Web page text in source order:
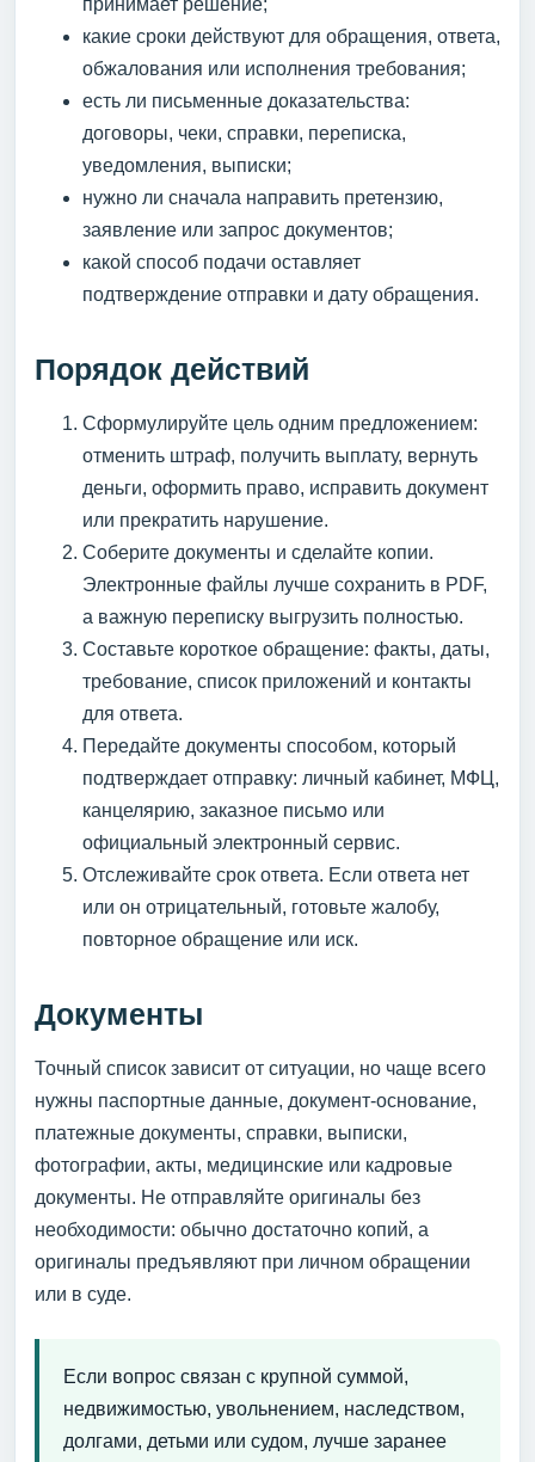
принимает решение;
какие сроки действуют для обращения, ответа,
обжалования или исполнения требования;
есть ли письменные доказательства:
договоры, чеки, справки, переписка,
уведомления, выписки;
нужно ли сначала направить претензию,
заявление или запрос документов;
какой способ подачи оставляет
подтверждение отправки и дату обращения.
Порядок действий
Сформулируйте цель одним предложением:
отменить штраф, получить выплату, вернуть
деньги, оформить право, исправить документ
или прекратить нарушение.
Соберите документы и сделайте копии.
Электронные файлы лучше сохранить в PDF,
а важную переписку выгрузить полностью.
Составьте короткое обращение: факты, даты,
требование, список приложений и контакты
для ответа.
Передайте документы способом, который
подтверждает отправку: личный кабинет, МФЦ,
канцелярию, заказное письмо или
официальный электронный сервис.
Отслеживайте срок ответа. Если ответа нет
или он отрицательный, готовьте жалобу,
повторное обращение или иск.
Документы
Точный список зависит от ситуации, но чаще всего
нужны паспортные данные, документ-основание,
платежные документы, справки, выписки,
фотографии, акты, медицинские или кадровые
документы. Не отправляйте оригиналы без
необходимости: обычно достаточно копий, а
оригиналы предъявляют при личном обращении
или в суде.
Если вопрос связан с крупной суммой,
недвижимостью, увольнением, наследством,
долгами, детьми или судом, лучше заранее